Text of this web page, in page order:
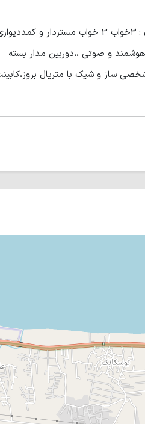
⁦⁩دوبلکس مستقل استخردار روف گاردن متراژ زمین ؛500 متراژ بنا : 555 تعداد اتاق : ۳خواب
هوشمند و صوتي ،،دوربين مدار بسته
ساز و شیک با متریال